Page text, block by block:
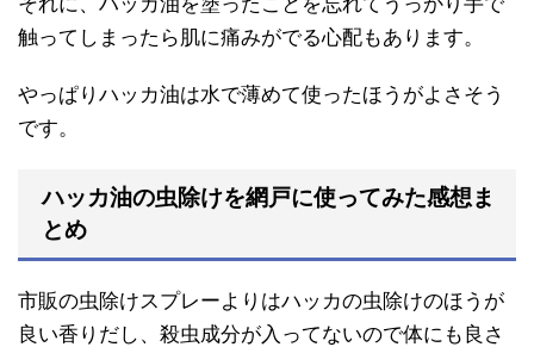
触ってしまったら肌に痛みがでる心配もあります。
やっぱりハッカ油は水で薄めて使ったほうがよさそう
です。
ハッカ油の虫除けを網戸に使ってみた感想ま
とめ
市販の虫除けスプレーよりはハッカの虫除けのほうが
良い香りだし、殺虫成分が入ってないので体にも良さ